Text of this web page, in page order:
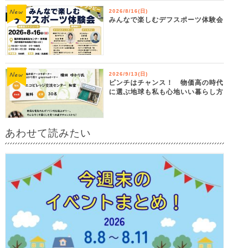
2026/8/16(日)
みんなで楽しむデフスポーツ体験会
2026/9/13(日)
ピンチはチャンス！ 物価高の時代
に選ぶ地球も私も心地いい暮らし方
あわせて読みたい